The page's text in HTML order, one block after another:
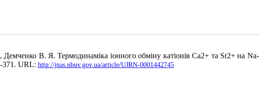
В. Я. Термодинаміка іонного обміну катіонів Ca2+ та Sr2+ на
371. URL: http://jnas.nbuv.gov.ua/article/UJRN-0001442745